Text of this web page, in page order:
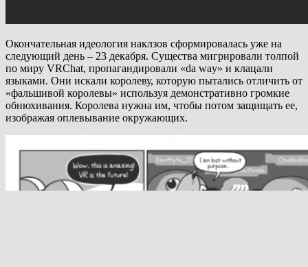
Окончательная идеология наклзов сформировалась уже на
следующий день – 23 декабря. Существа мигрировали толпой
по миру VRChat, пропагандировали «da way» и клацали
языками. Они искали королеву, которую пытались отличить от
«фальшивой королевы» используя демонстративно громкие
обнюхивания. Королева нужна им, чтобы потом защищать ее,
изображая оплевывание окружающих.